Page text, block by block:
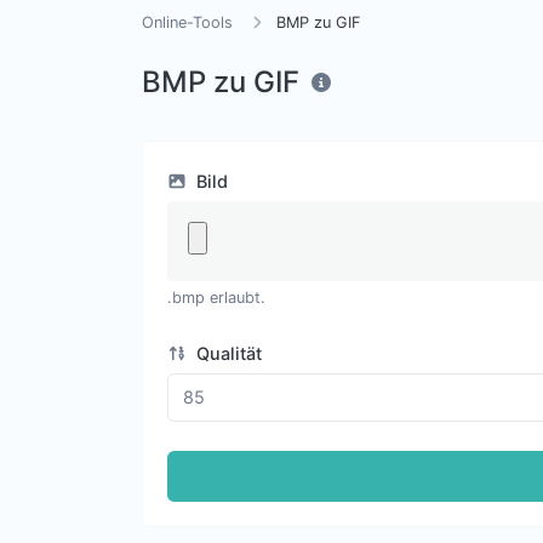
Online-Tools BMP zu GIF
BMP zu GIF
Bild
.bmp erlaubt.
Qualität